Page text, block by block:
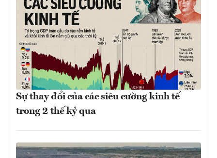
Sự thay đổi của các siêu cường kinh tế
trong 2 thế kỷ qua